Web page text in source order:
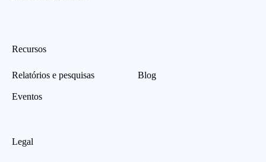
Recursos
Relatórios e pesquisas
Eventos
Blog
Legal